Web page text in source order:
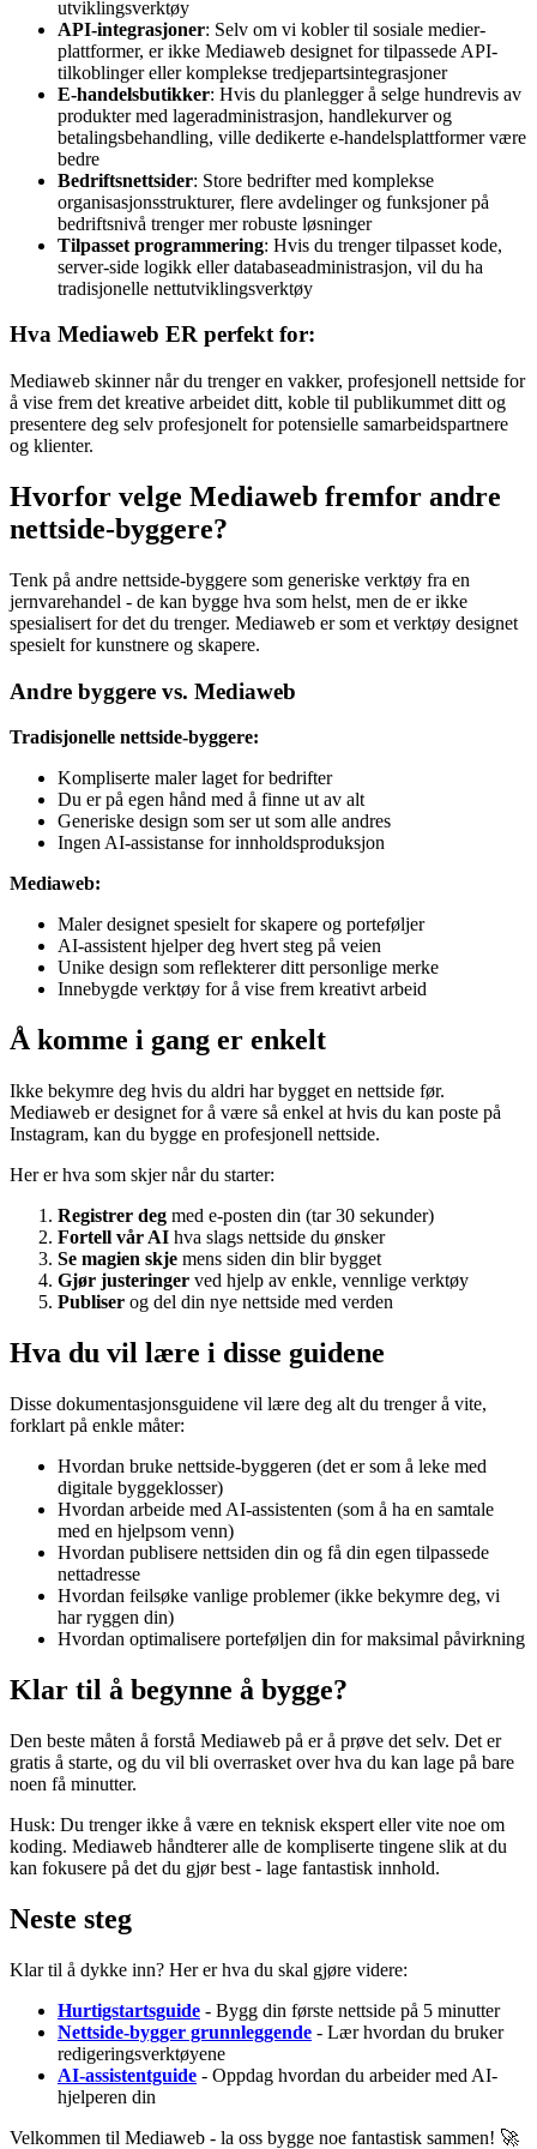
utviklingsverktøy
API-integrasjoner: Selv om vi kobler til sosiale medier-
plattformer, er ikke Mediaweb designet for tilpassede API-
tilkoblinger eller komplekse tredjepartsintegrasjoner
E-handelsbutikker: Hvis du planlegger å selge hundrevis av
produkter med lageradministrasjon, handlekurver og
betalingsbehandling, ville dedikerte e-handelsplattformer være
bedre
Bedriftsnettsider: Store bedrifter med komplekse
organisasjonsstrukturer, flere avdelinger og funksjoner på
bedriftsnivå trenger mer robuste løsninger
Tilpasset programmering: Hvis du trenger tilpasset kode,
server-side logikk eller databaseadministrasjon, vil du ha
tradisjonelle nettutviklingsverktøy
Hva Mediaweb ER perfekt for:
Mediaweb skinner når du trenger en vakker, profesjonell nettside for
å vise frem det kreative arbeidet ditt, koble til publikummet ditt og
presentere deg selv profesjonelt for potensielle samarbeidspartnere
og klienter.
Hvorfor velge Mediaweb fremfor andre
nettside-byggere?
Tenk på andre nettside-byggere som generiske verktøy fra en
jernvarehandel - de kan bygge hva som helst, men de er ikke
spesialisert for det du trenger. Mediaweb er som et verktøy designet
spesielt for kunstnere og skapere.
Andre byggere vs. Mediaweb
Tradisjonelle nettside-byggere:
Kompliserte maler laget for bedrifter
Du er på egen hånd med å finne ut av alt
Generiske design som ser ut som alle andres
Ingen AI-assistanse for innholdsproduksjon
Mediaweb:
Maler designet spesielt for skapere og porteføljer
AI-assistent hjelper deg hvert steg på veien
Unike design som reflekterer ditt personlige merke
Innebygde verktøy for å vise frem kreativt arbeid
Å komme i gang er enkelt
Ikke bekymre deg hvis du aldri har bygget en nettside før.
Mediaweb er designet for å være så enkel at hvis du kan poste på
Instagram, kan du bygge en profesjonell nettside.
Her er hva som skjer når du starter:
Registrer deg med e-posten din (tar 30 sekunder)
Fortell vår AI hva slags nettside du ønsker
Se magien skje mens siden din blir bygget
Gjør justeringer ved hjelp av enkle, vennlige verktøy
Publiser og del din nye nettside med verden
Hva du vil lære i disse guidene
Disse dokumentasjonsguidene vil lære deg alt du trenger å vite,
forklart på enkle måter:
Hvordan bruke nettside-byggeren (det er som å leke med
digitale byggeklosser)
Hvordan arbeide med AI-assistenten (som å ha en samtale
med en hjelpsom venn)
Hvordan publisere nettsiden din og få din egen tilpassede
nettadresse
Hvordan feilsøke vanlige problemer (ikke bekymre deg, vi
har ryggen din)
Hvordan optimalisere porteføljen din for maksimal påvirkning
Klar til å begynne å bygge?
Den beste måten å forstå Mediaweb på er å prøve det selv. Det er
gratis å starte, og du vil bli overrasket over hva du kan lage på bare
noen få minutter.
Husk: Du trenger ikke å være en teknisk ekspert eller vite noe om
koding. Mediaweb håndterer alle de kompliserte tingene slik at du
kan fokusere på det du gjør best - lage fantastisk innhold.
Neste steg
Klar til å dykke inn? Her er hva du skal gjøre videre:
Hurtigstartsguide - Bygg din første nettside på 5 minutter
Nettside-bygger grunnleggende - Lær hvordan du bruker
redigeringsverktøyene
AI-assistentguide - Oppdag hvordan du arbeider med AI-
hjelperen din
Velkommen til Mediaweb - la oss bygge noe fantastisk sammen! 🚀